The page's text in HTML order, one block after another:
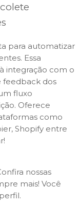
para automatizar
Essa
integração com o
feedback dos
fluxo
Oferece
como
Shopify entre
nossas
mais! Você